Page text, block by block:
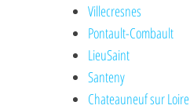
Villecresnes
Pontault-Combault
LieuSaint
Santeny
Chateauneuf sur Loire